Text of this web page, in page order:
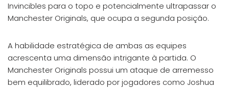
Invincibles para o topo e potencialmente ultrapassar o
Manchester Originals, que ocupa a segunda posição.
A habilidade estratégica de ambas as equipes
acrescenta uma dimensão intrigante à partida. O
Manchester Originals possui um ataque de arremesso
bem equilibrado, liderado por jogadores como Joshua